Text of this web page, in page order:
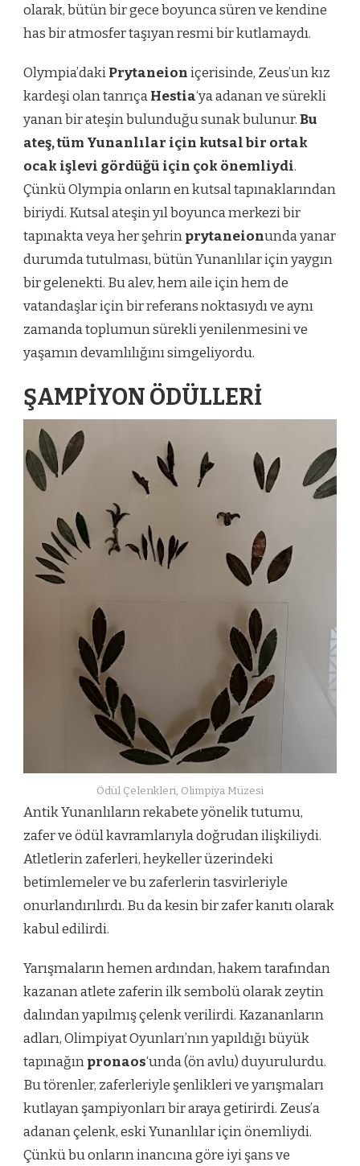
olarak, bütün bir gece boyunca süren ve kendine
has bir atmosfer taşıyan resmi bir kutlamaydı.
Olympia’dakiPrytaneioniçerisinde, Zeus’un kız
kardeşi olan tanrıçaHestia‘ya adanan ve sürekli
yanan bir ateşin bulunduğu sunak bulunur.Bu
ateş, tüm Yunanlılar için kutsal bir ortak
ocak işlevi gördüğü için çok önemliydi.
Çünkü Olympia onların en kutsal tapınaklarından
biriydi. Kutsal ateşin yıl boyunca merkezi bir
tapınakta veya her şehrinprytaneionunda yanar
durumda tutulması, bütün Yunanlılar için yaygın
bir gelenekti. Bu alev, hem aile için hem de
vatandaşlar için bir referans noktasıydı ve aynı
zamanda toplumun sürekli yenilenmesini ve
yaşamın devamlılığını simgeliyordu.
ŞAMPİYON ÖDÜLLERİ
Ödül Çelenkleri, Olimpiya Müzesi
Antik Yunanlıların rekabete yönelik tutumu,
zafer ve ödül kavramlarıyla doğrudan ilişkiliydi.
Atletlerin zaferleri, heykeller üzerindeki
betimlemeler ve bu zaferlerin tasvirleriyle
onurlandırılırdı. Bu da kesin bir zafer kanıtı olarak
kabul edilirdi.
Yarışmaların hemen ardından, hakem tarafından
kazanan atlete zaferin ilk sembolü olarak zeytin
dalından yapılmış çelenk verilirdi. Kazananların
adları, Olimpiyat Oyunları’nın yapıldığı büyük
tapınağınpronaos‘unda (ön avlu) duyurulurdu.
Bu törenler, zaferleriyle şenlikleri ve yarışmaları
kutlayan şampiyonları bir araya getirirdi. Zeus’a
adanan çelenk, eski Yunanlılar için önemliydi.
Çünkü bu onların inancına göre iyi şans ve